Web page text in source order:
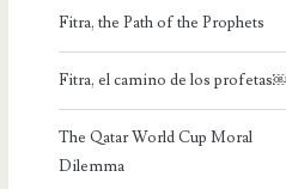
Fitra, the Path of the Prophets
Fitra, el camino de los
The Qatar World Cup Moral
Dilemma